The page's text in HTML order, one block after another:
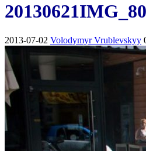
2013-07-02 Volodymyr Vrublevskyy